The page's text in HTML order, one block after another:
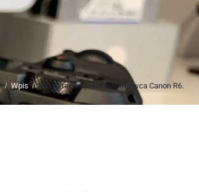
Wpis Nasza recenzja bezlusterkowca Canon R6.